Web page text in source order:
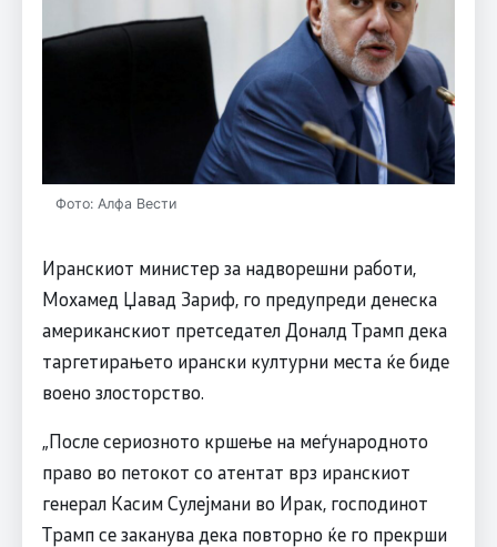
Фото: Алфа Вести
Иранскиот министер за надворешни работи,
Мохамед Џавад Зариф, го предупреди денеска
американскиот претседател Доналд Трамп дека
таргетирањето ирански културни места ќе биде
воено злосторство.
„После сериозното кршење на меѓународното
право во петокот со атентат врз иранскиот
генерал Касим Сулејмани во Ирак, господинот
Трамп се заканува дека повторно ќе го прекрши